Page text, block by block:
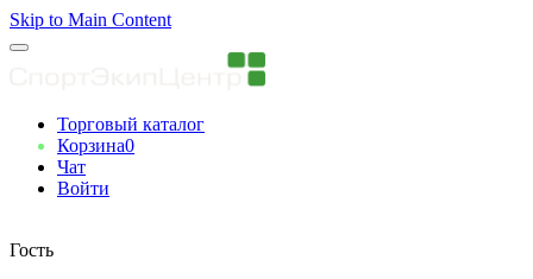
Skip to Main Content
Торговый каталог
Корзина0
Чат
Войти
Гость